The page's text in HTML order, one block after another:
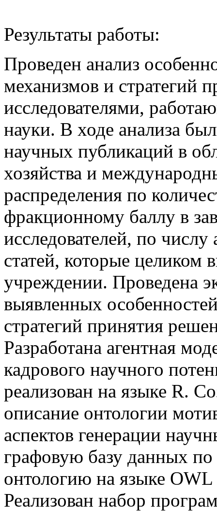
Результаты работы:
Проведен анализ
механизмов и стратегий
исследователями,
науки. В ходе анализа
научных публикаций в
хозяйства и
распределения по
фракционному баллу в
исследователей, по
статей, которые
учреждении. Проведена
выявленных
стратегий принятия
Разработана агентная
кадрового научного
реализован на языке R.
описание онтологии
аспектов генерации
графовую базу данных
онтологию на языке
Реализован набор